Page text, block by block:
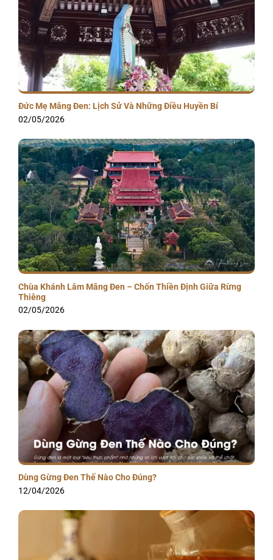
Đức Mẹ Măng Đen: Lịch Sử Và Những Điều Huyền Bí
02/05/2026
Chùa Khánh Lâm Măng Đen – Chốn Thiền Định Giữa Rừng
Thiêng
02/05/2026
Dùng Gừng Đen Thế Nào Cho Đúng?
12/04/2026